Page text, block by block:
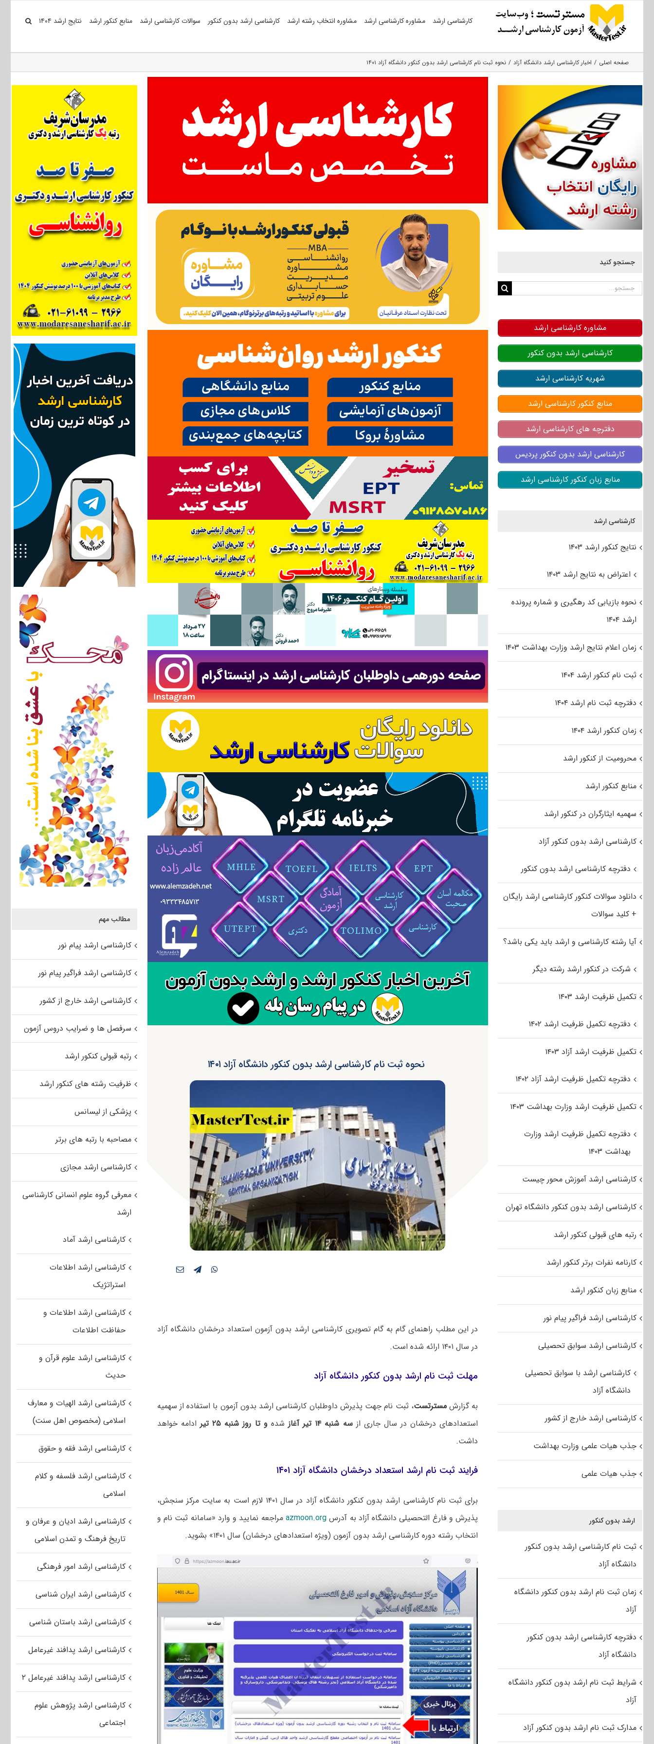
کارشناسی ارشد مشاوره کارشناسی ارشد مشاوره انتخاب رشته ارشد کارشناسی ارشد بدون کنکور سوالات کارشناسی ارشد منابع کنکور ارشد نتایج ارشد ۱۴۰۴
صفحه اصلی اخبار کارشناسی ارشد دانشگاه آزاد نحوه ثبت نام کارشناسی ارشد بدون کنکور دانشگاه‌ آزاد ۱۴۰۱
نحوه ثبت نام کارشناسی ارشد بدون کنکور دانشگاه‌ آزاد ۱۴۰۱
در این مطلب راهنمای گام به گام تصویری کارشناسی ارشد بدون آزمون استعداد درخشان دانشگاه آزاد
در سال ۱۴۰۱ ارائه شده است.
مهلت ثبت نام ارشد بدون کنکور دانشگاه آزاد
به گزارشمسترتست، ثبت نام جهت پذیرش داوطلبان کارشناسی ارشد بدون آزمون با استفاده از سهمیه
استعدادهای درخشان در سال جاری ازسه شنبه ۱۴ تیر آغاز شدهو تا روز شنبه ۲۵ تیر
ادامه خواهد
داشت.
فرایند ثبت نام ارشد استعداد درخشان دانشگاه آزاد ۱۴۰۱
برای ثبت نام کارشناسی ارشد بدون کنکور دانشگاه آزاد در سال ۱۴۰۱ لازم است به سایت مرکز سنجش،
پذیرش و فارغ التحصیلی دانشگاه آزاد به آدرس azmoon.orgمراجعه نمایید و وارد «سامانه ثبت نام و
انتخاب رشته دوره کارشناسی ارشد بدون آزمون (ویژه استعدادهای درخشان) سال ۱۴۰۱» بشوید.
مطالب مهم
کارشناسی ارشد پیام نور
کارشناسی ارشد فراگیر پیام نور
کارشناسی ارشد خارج از کشور
سرفصل ها و ضرایب دروس آزمون
رتبه قبولی کنکور ارشد
ظرفیت رشته های کنکور ارشد
پزشکی از لیسانس
مصاحبه با رتبه های برتر
کارشناسی ارشد مجازی
معرفی گروه علوم انسانی کارشناسی
ارشد
کارشناسی ارشد آماد
کارشناسی ارشد اطلاعات
استراتژیک
کارشناسی ارشد اطلاعات و
حفاظت اطلاعات
کارشناسی ارشد علوم قرآن و
حدیث
کارشناسی ارشد الهیات و معارف
اسلامی (مخصوص اهل سنت)
کارشناسی ارشد فقه و حقوق
کارشناسی ارشد فلسفه و کلام
اسلامی
کارشناسی ارشد ادیان و عرفان و
تاریخ فرهنگ و تمدن اسلامی
کارشناسی ارشد امور فرهنگی
کارشناسی ارشد ایران شناسی
کارشناسی ارشد باستان شناسی
کارشناسی ارشد پدافند غیرعامل
کارشناسی ارشد پدافند غیرعامل ۲
کارشناسی ارشد پژوهش علوم
اجتماعی
جستجو کنید
جستجو
مشاوره کارشناسی ارشد
کارشناسی ارشد بدون کنکور
شهریه کارشناسی ارشد
منابع کنکور کارشناسی ارشد
دفترچه های کارشناسی ارشد
کارشناسی ارشد بدون کنکور پردیس
منابع زبان کنکور کارشناسی ارشد
کارشناسی ارشد
نتایج کنکور ارشد ۱۴۰۳
اعتراض به نتایج ارشد ۱۴۰۳
نحوه بازیابی کد رهگیری و شماره پرونده
ارشد ۱۴۰۴
زمان اعلام نتایج ارشد وزارت بهداشت ۱۴۰۳
ثبت نام کنکور ارشد ۱۴۰۴
دفترچه ثبت نام ارشد ۱۴۰۴
زمان کنکور ارشد ۱۴۰۴
محرومیت از کنکور ارشد
منابع کنکور ارشد
سهمیه ایثارگران در کنکور ارشد
کارشناسی ارشد بدون کنکور آزاد
دفترچه کارشناسی ارشد بدون کنکور
دانلود سوالات کنکور کارشناسی ارشد رایگان
+ کلید سوالات
آیا رشته کارشناسی و ارشد باید یکی باشد؟
شرکت در کنکور ارشد رشته دیگر
تکمیل ظرفیت ارشد ۱۴۰۳
دفترچه تکمیل ظرفیت ارشد ۱۴۰۲
تکمیل ظرفیت ارشد آزاد ۱۴۰۳
دفترچه تکمیل ظرفیت ارشد آزاد ۱۴۰۲
تکمیل ظرفیت ارشد وزارت بهداشت ۱۴۰۳
دفترچه تکمیل ظرفیت ارشد وزارت
بهداشت ۱۴۰۳
کارشناسی ارشد آموزش محور چیست
کارشناسی ارشد بدون کنکور دانشگاه تهران
رتبه های قبولی کنکور ارشد
کارنامه نفرات برتر کنکور ارشد
منابع زبان کنکور ارشد
کارشناسی ارشد فراگیر پیام نور
کارشناسی ارشد سوابق تحصیلی
کارشناسی ارشد با سوابق تحصیلی
دانشگاه آزاد
کارشناسی ارشد خارج از کشور
جذب هیات علمی وزارت بهداشت
جذب هیات علمی
ارشد بدون کنکور
ثبت نام کارشناسی ارشد بدون کنکور
دانشگاه آزاد
زمان ثبت نام ارشد بدون کنکور دانشگاه
آزاد
دفترچه کارشناسی ارشد بدون کنکور
دانشگاه آزاد
شرایط ثبت نام ارشد بدون کنکور دانشگاه
آزاد
مدارک ثبت نام ارشد بدون کنکور آزاد